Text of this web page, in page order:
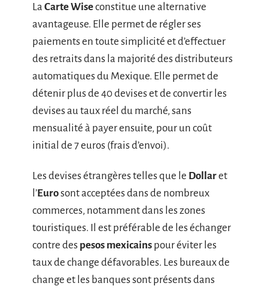
La Carte Wiseconstitue une alternative
avantageuse. Elle permet de régler ses
paiements en toute simplicité et d’effectuer
des retraits dans la majorité des distributeurs
automatiques du Mexique. Elle permet de
détenir plus de 40 devises et de convertir les
devises au taux réel du marché, sans
mensualité à payer ensuite, pour un coût
initial de 7 euros (frais d’envoi).
Les devises étrangères telles que le Dollaret
l’Eurosont acceptées dans de nombreux
commerces, notamment dans les zones
touristiques. Il est préférable de les échanger
contre des pesos mexicains pour éviter les
taux de change défavorables. Les bureaux de
change et les banques sont présents dans